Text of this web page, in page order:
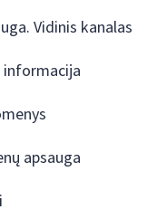
Vidinis kanalas
apsauga